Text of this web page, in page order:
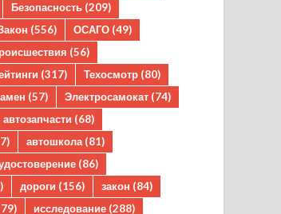
Безопасность (209)
(556) ОСАГО (49)
(56)
(317) Техосмотр (80)
(57) Электросамокат (74)
автозапчасти (68)
автошкола (81)
(86)
дороги (156) закон (84)
исследование (288)